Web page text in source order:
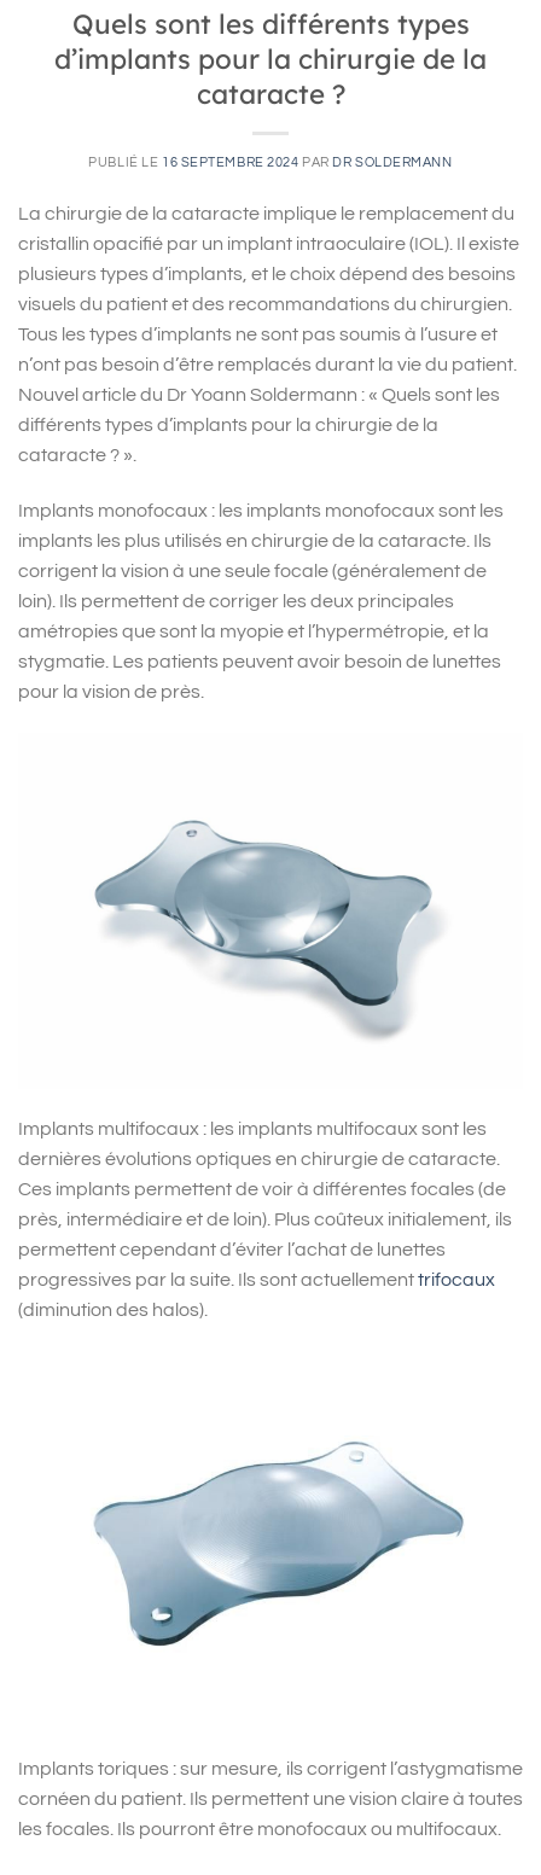
Quels sont les différents types
d’implants pour la chirurgie de la
cataracte ?
PUBLIÉ LE 16 SEPTEMBRE 2024 PAR DR SOLDERMANN
La chirurgie de la cataracte implique le remplacement du
cristallin opacifié par un implant intraoculaire (IOL). Il existe
plusieurs types d’implants, et le choix dépend des besoins
visuels du patient et des recommandations du chirurgien.
Tous les types d’implants ne sont pas soumis à l’usure et
n’ont pas besoin d’être remplacés durant la vie du patient.
Nouvel article du Dr Yoann Soldermann : « Quels sont les
différents types d’implants pour la chirurgie de la
cataracte ? ».
Implants monofocaux : les implants monofocaux sont les
implants les plus utilisés en chirurgie de la cataracte. Ils
corrigent la vision à une seule focale (généralement de
loin). Ils permettent de corriger les deux principales
amétropies que sont la myopie et l’hypermétropie, et la
stygmatie. Les patients peuvent avoir besoin de lunettes
pour la vision de près.
Implants multifocaux : les implants multifocaux sont les
dernières évolutions optiques en chirurgie de cataracte.
Ces implants permettent de voir à différentes focales (de
près, intermédiaire et de loin). Plus coûteux initialement, ils
permettent cependant d’éviter l’achat de lunettes
progressives par la suite. Ils sont actuellementtrifocaux
(diminution des halos).
Implants toriques : sur mesure, ils corrigent l’astygmatisme
cornéen du patient. Ils permettent une vision claire à toutes
les focales. Ils pourront être monofocaux ou multifocaux.